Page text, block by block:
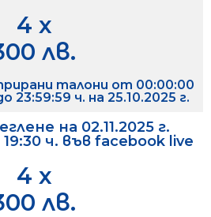
4 х
лв.
талони от 00:00:00
23:59:59 ч. на 25.10.2025 г.
на 02.11.2025 г.
ч. във facebook live
4 х
лв.